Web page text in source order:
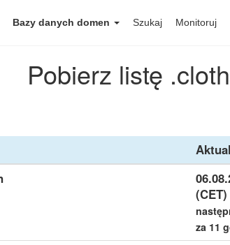
Bazy danych domen Szukaj Monitoruj
Pobierz listę
(CET)
za 11